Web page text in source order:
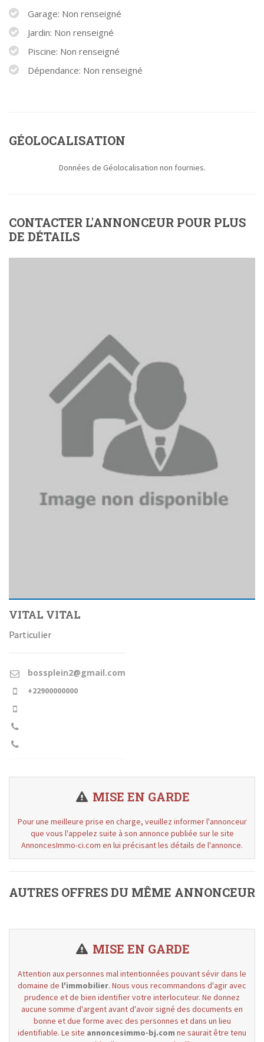
Garage: Non renseigné
Jardin: Non renseigné
Piscine: Non renseigné
Dépendance: Non renseigné
GÉOLOCALISATION
Données de Géolocalisation non fournies.
CONTACTER L'ANNONCEUR POUR PLUS
DE DÉTAILS
VITAL VITAL
Particulier
bossplein2@gmail.com
+22900000000
MISE EN GARDE
Pour une meilleure prise en charge, veuillez informer l'annonceur
que vous l'appelez suite à son annonce publiée sur le site
AnnoncesImmo-ci.com en lui précisant les détails de l'annonce.
AUTRES OFFRES DU MÊME ANNONCEUR
MISE EN GARDE
Attention aux personnes mal intentionnées pouvant sévir dans le
domaine de l'immobilier. Nous vous recommandons d'agir avec
prudence et de bien identifier votre interlocuteur. Ne donnez
aucune somme d'argent avant d'avoir signé des documents en
bonne et due forme avec des personnes et dans un lieu
identifiable. Le site annoncesimmo-bj.com ne saurait être tenu